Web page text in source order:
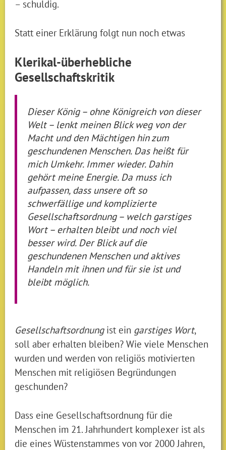
– schuldig.
Statt einer Erklärung folgt nun noch etwas
Klerikal-überhebliche
Gesellschaftskritik
Dieser König – ohne Königreich von dieser
Welt – lenkt meinen Blick weg von der
Macht und den Mächtigen hin zum
geschundenen Menschen. Das heißt für
mich Umkehr. Immer wieder. Dahin
gehört meine Energie. Da muss ich
aufpassen, dass unsere oft so
schwerfällige und komplizierte
Gesellschaftsordnung – welch garstiges
Wort – erhalten bleibt und noch viel
besser wird. Der Blick auf die
geschundenen Menschen und aktives
Handeln mit ihnen und für sie ist und
bleibt möglich.
Gesellschaftsordnungist ein garstiges Wort,
soll aber erhalten bleiben? Wie viele Menschen
wurden und werden von religiös motivierten
Menschen mit religiösen Begründungen
geschunden?
Dass eine Gesellschaftsordnung für die
Menschen im 21. Jahrhundert komplexer ist als
die eines Wüstenstammes von vor 2000 Jahren,